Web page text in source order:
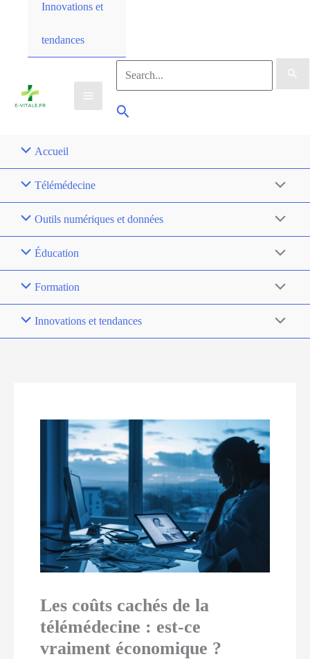
Innovations et
tendances
Accueil
Télémédecine
Outils numériques et données
Éducation
Formation
Innovations et tendances
Les coûts cachés de la
télémédecine : est-ce
vraiment économique ?